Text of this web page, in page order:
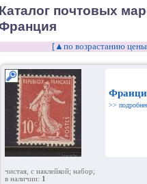
Каталог почтовых
[▲по возрастанию
>>
чистая, с наклейкой; набор;
в наличии: 1